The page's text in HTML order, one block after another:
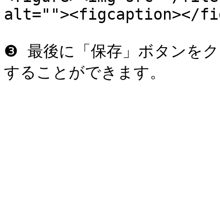
alt=""><figcaption></
❸ 最後に「保存」ボタンを